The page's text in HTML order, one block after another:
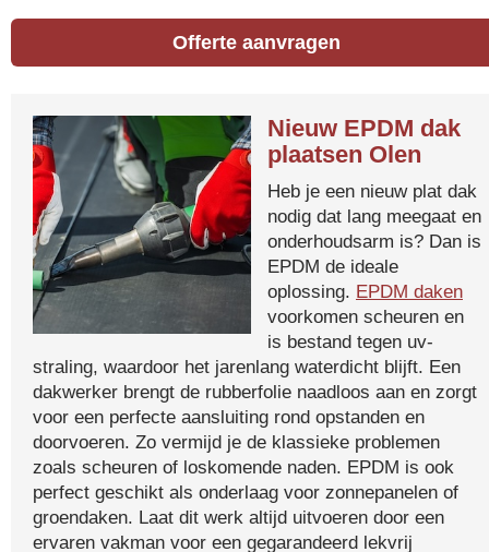
Offerte aanvragen
Nieuw EPDM dak
plaatsen Olen
Heb je een nieuw plat dak
nodig dat lang meegaat en
onderhoudsarm is? Dan is
EPDM de ideale
oplossing. EPDM daken
voorkomen scheuren en
is bestand tegen uv-
straling, waardoor het jarenlang waterdicht blijft. Een
dakwerker brengt de rubberfolie naadloos aan en zorgt
voor een perfecte aansluiting rond opstanden en
doorvoeren. Zo vermijd je de klassieke problemen
zoals scheuren of loskomende naden. EPDM is ook
perfect geschikt als onderlaag voor zonnepanelen of
groendaken. Laat dit werk altijd uitvoeren door een
ervaren vakman voor een gegarandeerd lekvrij